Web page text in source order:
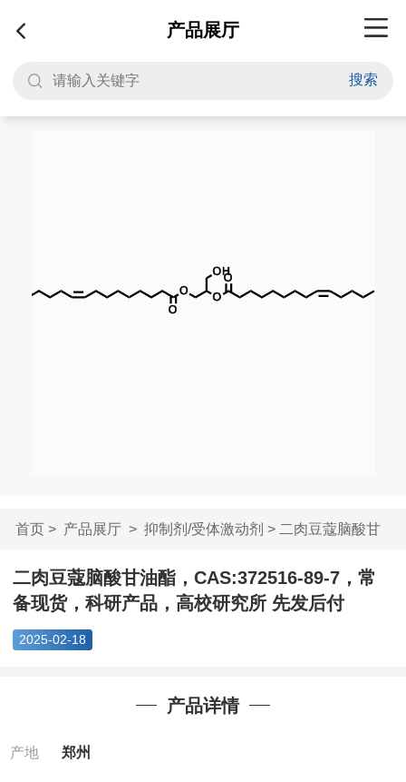
产品展厅
搜索
首页> 产品展厅> 抑制剂/受体激动剂 > 二肉豆蔻脑酸甘
油酯，CAS:3725...
二肉豆蔻脑酸甘油酯，CAS:372516-89-7，常
备现货，科研产品，高校研究所 先发后付
2025-02-18
产品详情
产地 郑州